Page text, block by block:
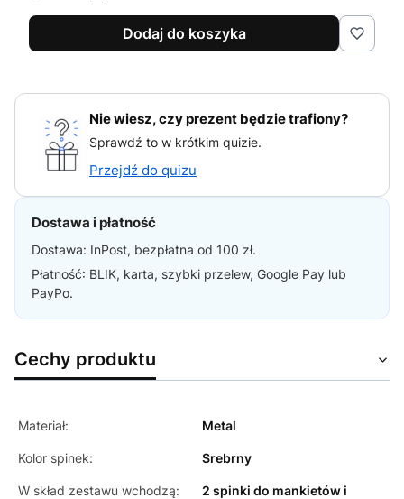
Dodaj do koszyka
Nie wiesz, czy prezent będzie trafiony?
Sprawdź to w krótkim quizie.
Przejdź do quizu
Dostawa i płatność
Dostawa: InPost, bezpłatna od 100 zł.
Płatność: BLIK, karta, szybki przelew, Google Pay lub
PayPo.
Cechy produktu
Materiał: Metal
Kolor spinek: Srebrny
W skład zestawu wchodzą:
2 spinki do mankietów i